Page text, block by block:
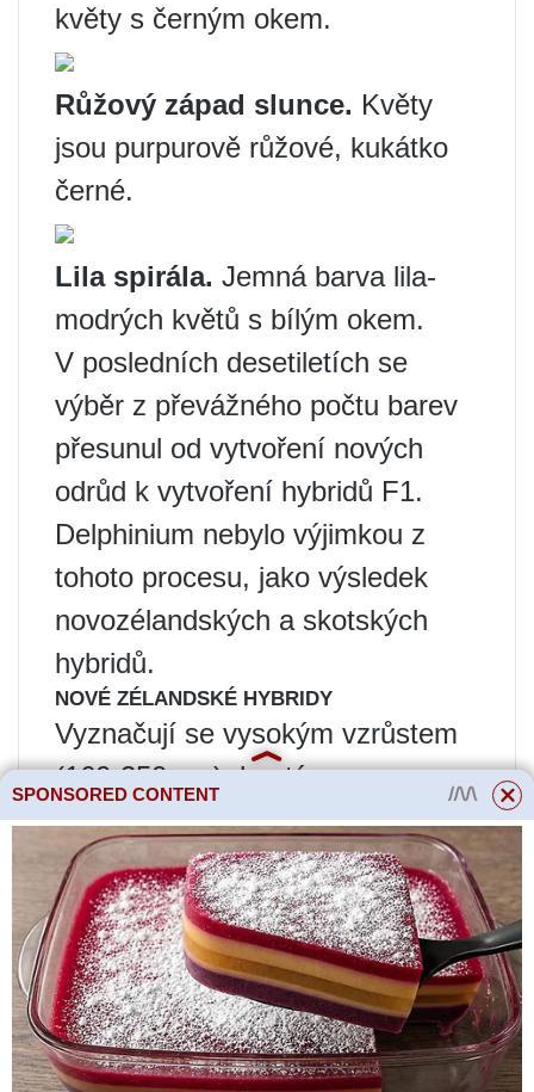
květy s černým okem.
Růžový západ slunce. Květy
jsou purpurově růžové, kukátko
černé.
Lila spirála. Jemná barva lila-
modrých květů s bílým okem.
V posledních desetiletích se
výběr z převážného počtu barev
přesunul od vytvoření nových
odrůd k vytvoření hybridů F1.
Delphinium nebylo výjimkou z
tohoto procesu, jako výsledek
novozélandských a skotských
hybridů.
NOVÉ ZÉLANDSKÉ HYBRIDY
Vyznačují se vysokým vzrůstem
(160-250 cm), hustým
květenstvím se super-dvojitými
květy o průměru asi 7 cm, k tomu
přidejte velký výběr barev květů,
dlouhé kvetení, zvýšenou zimní
odolnost a odolnost vůči
chorobám, jako jsou jako padlí a
černá skvrnitost. Nyní chápete,
SPONSORED CONTENT